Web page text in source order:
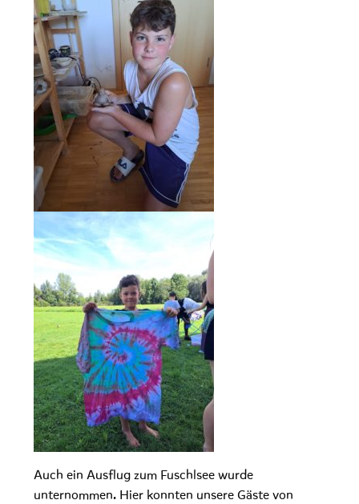
Auch ein Ausflug zum Fuschlsee wurde
unternommen. Hier konnten unsere Gäste von